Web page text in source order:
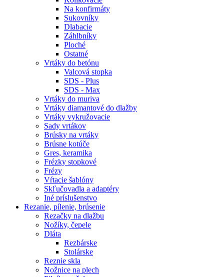
Na konfirmáty
Sukovníky
Dlabacie
Záhlbníky
Ploché
Ostatné
Vrtáky do betónu
Valcová stopka
SDS - Plus
SDS - Max
Vrtáky do muriva
Vrtáky diamantové do dlažby
Vrtáky vykružovacie
Sady vrtákov
Brúsky na vrtáky
Brúsne kotúče
Gres, keramika
Frézky stopkové
Frézy
Vŕtacie šablóny
Skľučovadla a adaptéry
Iné príslušenstvo
Rezanie, pílenie, brúsenie
Rezačky na dlažbu
Nožíky, čepele
Dláta
Rezbárske
Stolárske
Reznie skla
Nožnice na plech